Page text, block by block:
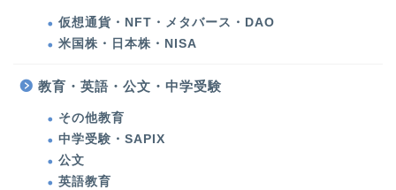
仮想通貨・NFT・メタバース・DAO
米国株・日本株・NISA
教育・英語・公文・中学受験
その他教育
中学受験・SAPIX
公文
英語教育